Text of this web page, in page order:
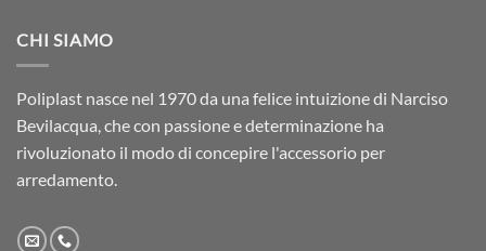
CHI SIAMO
Poliplast nasce nel 1970 da una felice intuizione di Narciso
Bevilacqua, che con passione e determinazione ha
rivoluzionato il modo di concepire l'accessorio per
arredamento.